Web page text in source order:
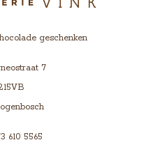
geschenken
7
610 5565